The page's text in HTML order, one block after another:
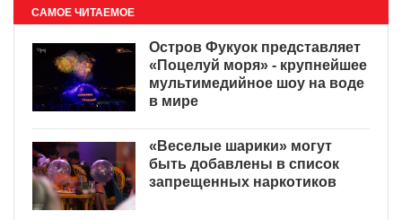
САМОЕ ЧИТАЕМОЕ
Остров Фукуок представляет
«Поцелуй моря» - крупнейшее
мультимедийное шоу на воде
в мире
«Веселые шарики» могут
быть добавлены в список
запрещенных наркотиков